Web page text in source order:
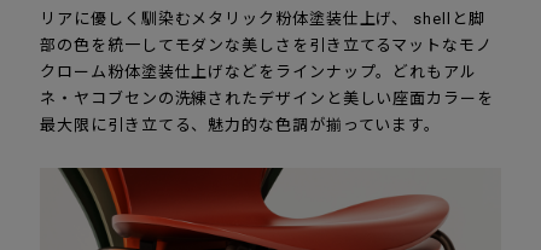
リアに優しく馴染むメタリック粉体塗装仕上げ、 shellと脚
部の色を統一してモダンな美しさを引き立てるマットなモノ
クローム粉体塗装仕上げなどをラインナップ。どれもアル
ネ・ヤコブセンの洗練されたデザインと美しい座面カラーを
最大限に引き立てる、魅力的な色調が揃っています。